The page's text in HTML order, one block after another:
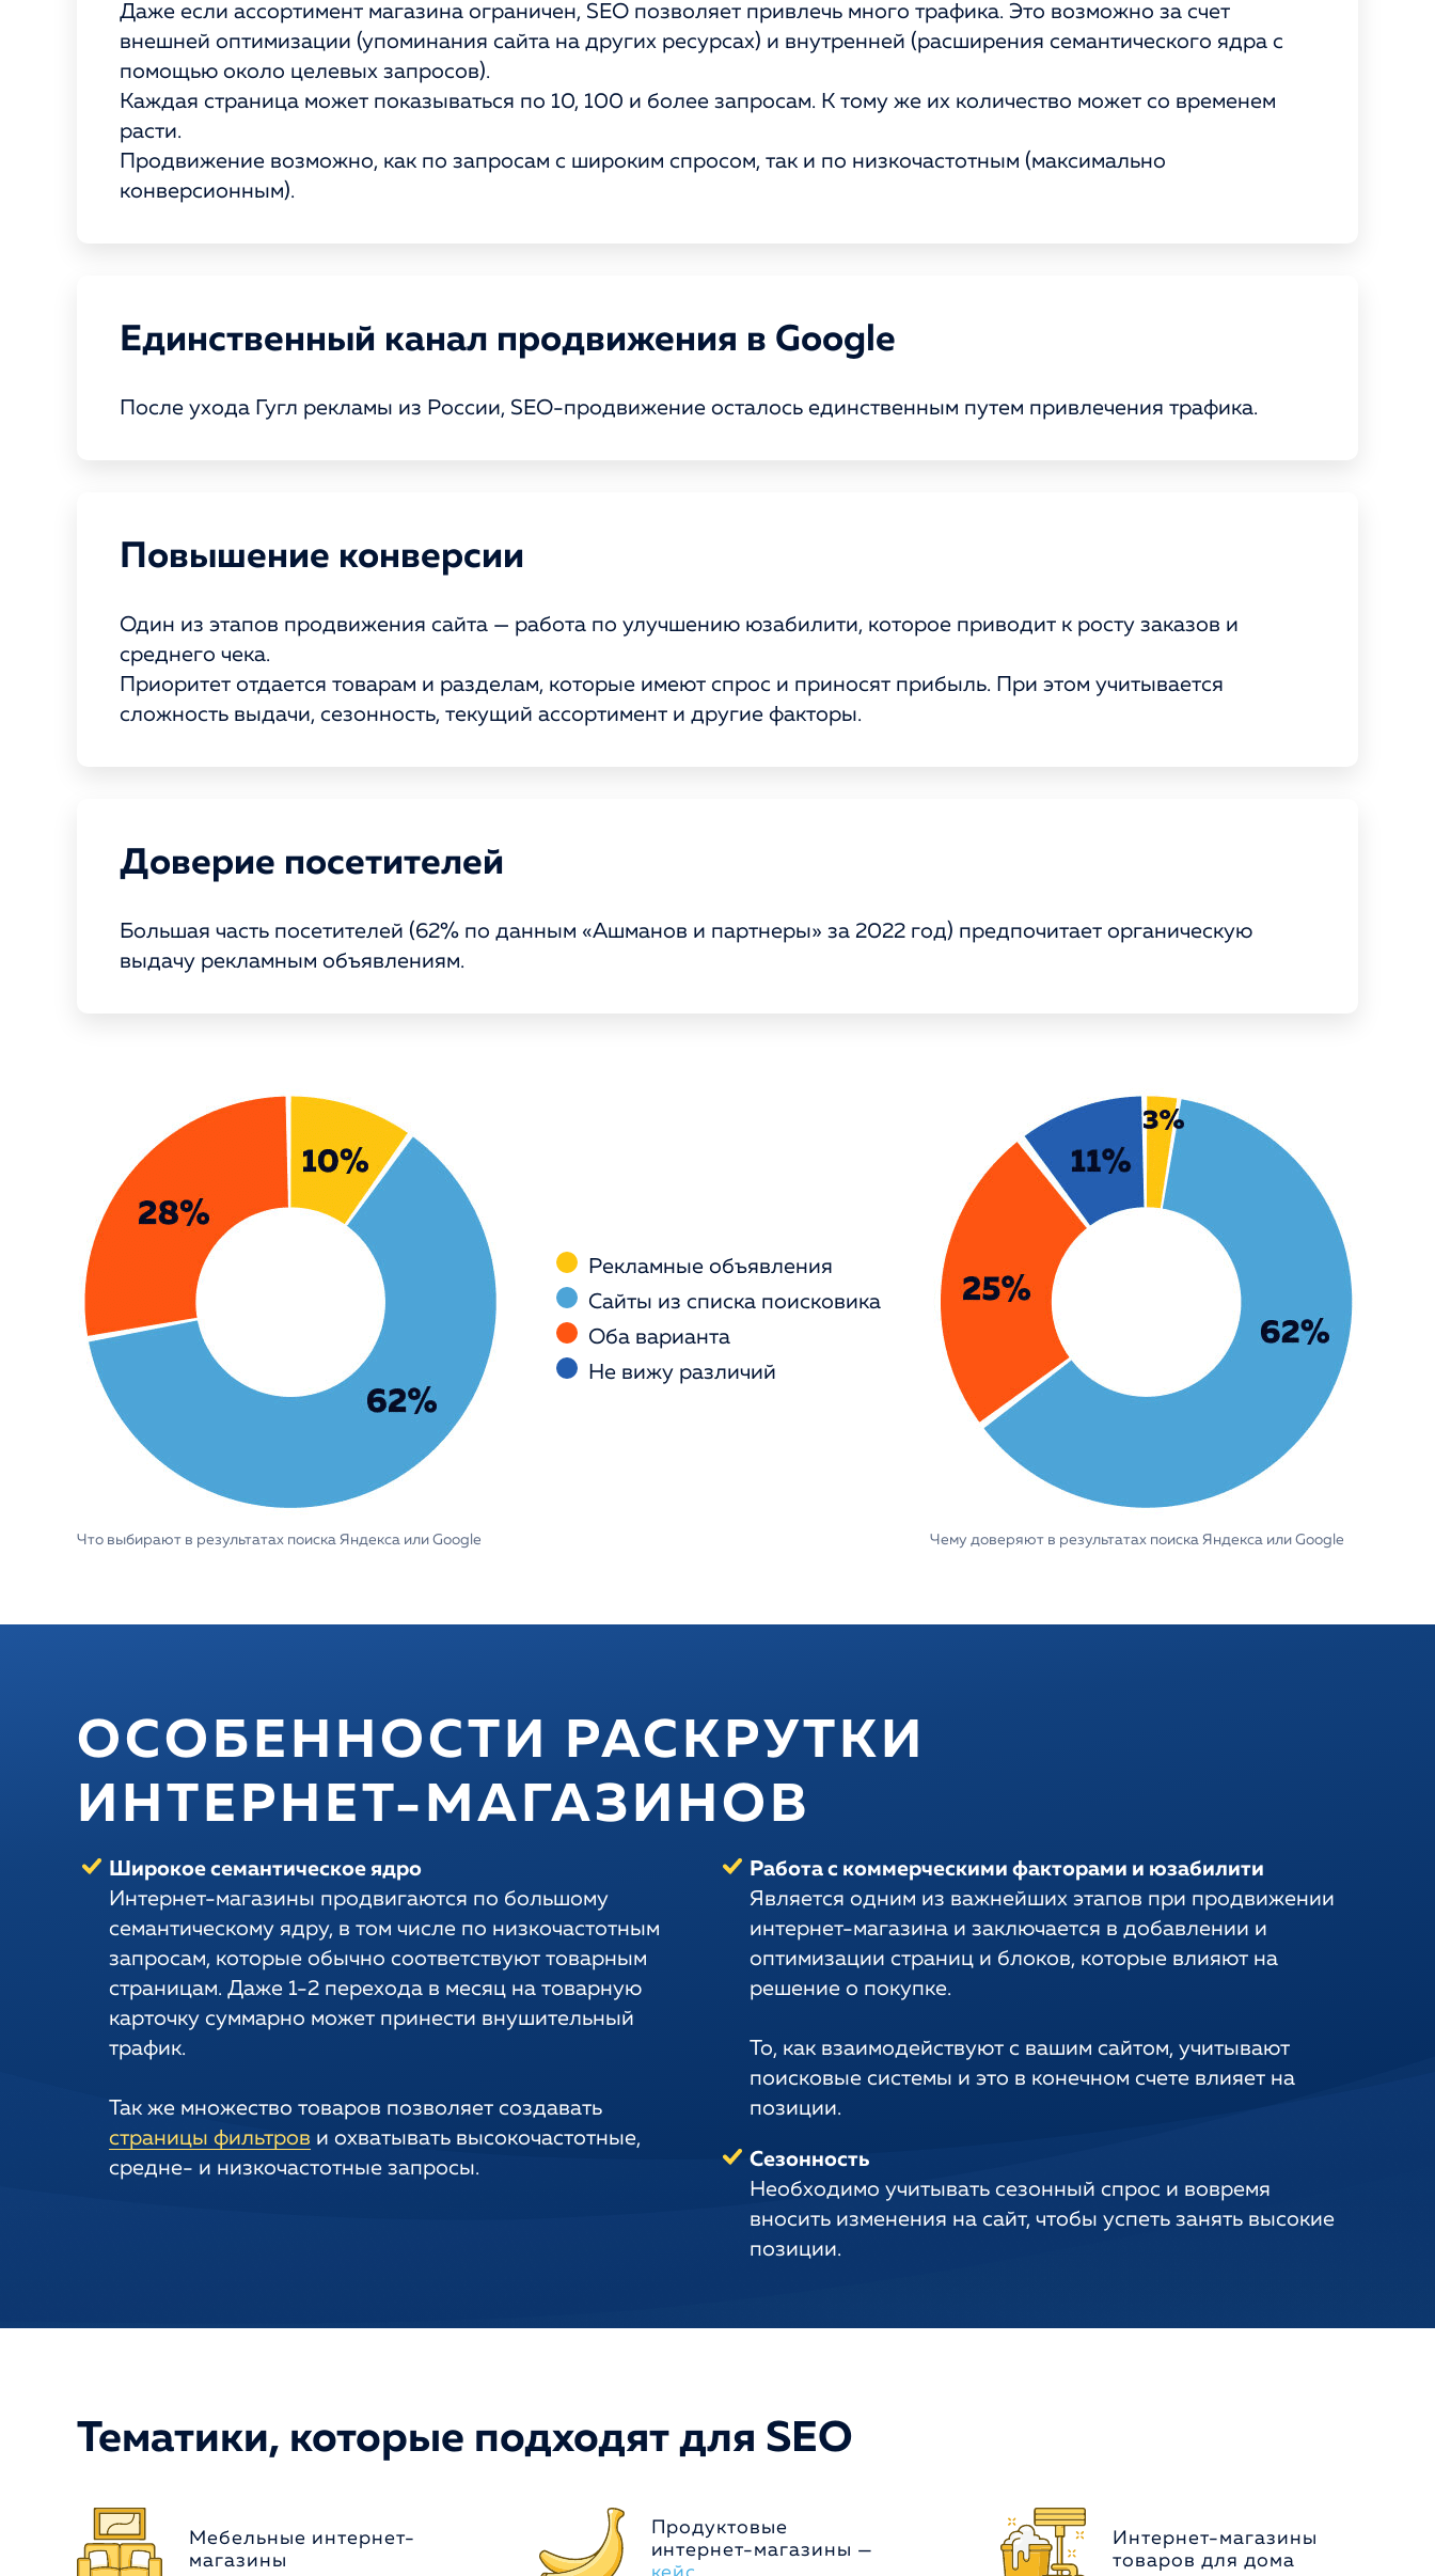
Даже если ассортимент магазина ограничен, SEO позволяет привлечь много трафика. Это возможно за счет
внешней оптимизации (упоминания сайта на других ресурсах) и внутренней (расширения семантического ядра с
помощью около целевых запросов).
Каждая страница может показываться по 10, 100 и более запросам. К тому же их количество может со временем
расти.
Продвижение возможно, как по запросам с широким спросом, так и по низкочастотным (максимально
конверсионным).
Единственный канал продвижения в Google
После ухода Гугл рекламы из России, SEO-продвижение осталось единственным путем привлечения трафика.
Повышение конверсии
Один из этапов продвижения сайта — работа по улучшению юзабилити, которое приводит к росту заказов и
среднего чека.
Приоритет отдается товарам и разделам, которые имеют спрос и приносят прибыль. При этом учитывается
сложность выдачи, сезонность, текущий ассортимент и другие факторы.
Доверие посетителей
Большая часть посетителей (62% по данным «Ашманов и партнеры» за 2022 год) предпочитает органическую
выдачу рекламным объявлениям.
Что выбирают в результатах поиска Яндекса или Google
Рекламные объявления
Сайты из списка поисковика
Оба варианта
Не вижу различий
Чему доверяют в результатах поиска Яндекса или Google
ОСОБЕННОСТИ РАСКРУТКИ
ИНТЕРНЕТ-МАГАЗИНОВ
Широкое семантическое ядро
Интернет-магазины продвигаются по большому
семантическому ядру, в том числе по низкочастотным
запросам, которые обычно соответствуют товарным
страницам. Даже 1-2 перехода в месяц на товарную
карточку суммарно может принести внушительный
трафик.
Так же множество товаров позволяет создавать
страницы фильтров и охватывать высокочастотные,
средне- и низкочастотные запросы.
Работа с коммерческими факторами и юзабилити
Является одним из важнейших этапов при продвижении
интернет-магазина и заключается в добавлении и
оптимизации страниц и блоков, которые влияют на
решение о покупке.
То, как взаимодействуют с вашим сайтом, учитывают
поисковые системы и это в конечном счете влияет на
позиции.
Сезонность
Необходимо учитывать сезонный спрос и вовремя
вносить изменения на сайт, чтобы успеть занять высокие
позиции.
Тематики, которые подходят для SEO
Мебельные интернет-
магазины
Продуктовые
интернет-магазины —
Интернет-магазины
товаров для дома